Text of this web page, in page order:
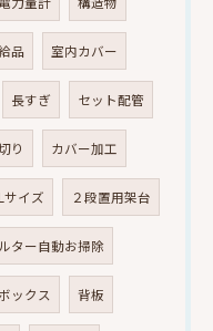
品 室内カバー
長すぎ セット配管
り カバー加工
サイズ ２段置用架台
ター自動お掃除
ックス 背板